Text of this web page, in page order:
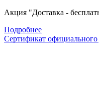
Акция "Доставка -
Подробнее
Сертификат официального